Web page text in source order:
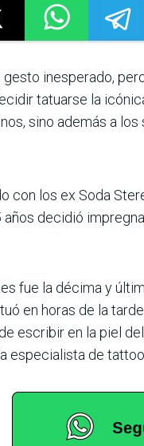
gesto inesperado,
tatuarse la
sino además a los
con los ex Soda
años decidió
fue la décima y
en horas de la
escribir en la piel
especialista de